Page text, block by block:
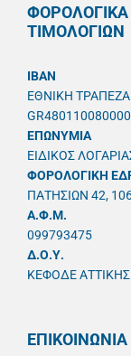
ΦΟΡΟΛΟΓΙΚΑ
ΤΙΜΟΛΟΓΙΩΝ
IBAN
ΕΘΝΙΚΗ
ΕΠΩΝΥΜΙΑ
ΕΙΔΙΚΟΣ
ΦΟΡΟΛΟΓΙΚΗ
ΠΑΤΗΣΙΩΝ 42,
A.Φ.Μ.
099793475
Δ.Ο.Υ.
ΚΕΦΟΔΕ ΑΤΤΙΚΗΣ
ΕΠΙΚΟΙΝΩΝΙΑ